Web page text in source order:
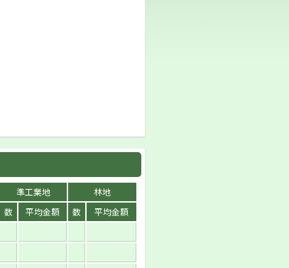
準工業地
林地
数 平均金額 数
平均金額